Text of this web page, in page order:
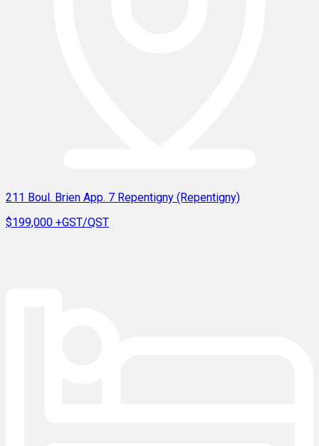
211 Boul. Brien App. 7 Repentigny (Repentigny)
$199,000 +GST/QST